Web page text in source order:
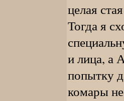
целая
Тогда я
и лица, а
попытку
комары